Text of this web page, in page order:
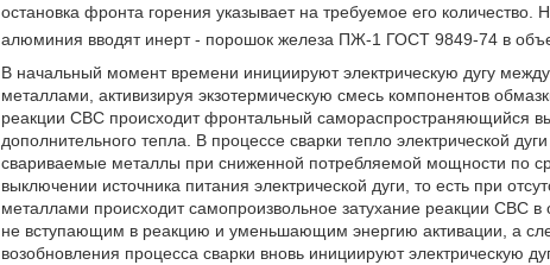
остановка фронта горения указывает на требуемое его
алюминия вводят инерт - порошок железа ПЖ-1 ГОСТ 9849-74 в
В начальный момент времени инициируют электрическую дугу
металлами, активизируя экзотермическую смесь компонентов
реакции СВС происходит фронтальный самораспространяющийся
дополнительного тепла. В процессе сварки тепло электрической
свариваемые металлы при сниженной потребляемой мощности по
выключении источника питания электрической дуги, то есть при
металлами происходит самопроизвольное затухание реакции СВС
не вступающим в реакцию и уменьшающим энергию активации, а
возобновления процесса сварки вновь инициируют электрическую